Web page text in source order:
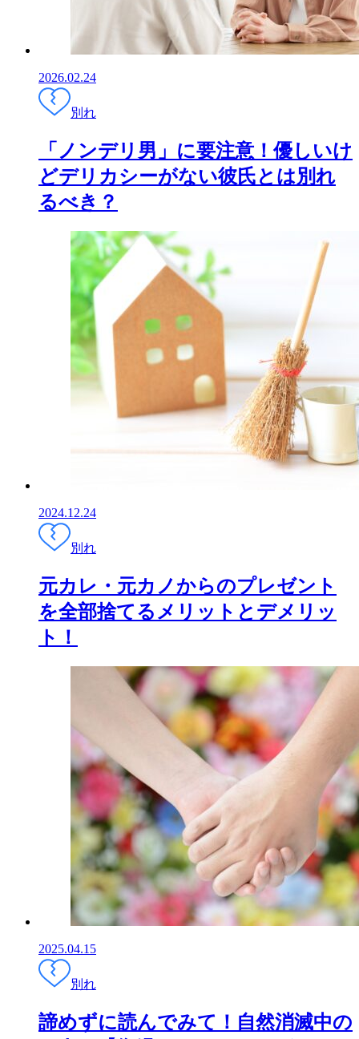
2026.02.24
別れ
「ノンデリ男」に要注意！優しいけ
どデリカシーがない彼氏とは別れ
るべき？
2024.12.24
別れ
元カレ・元カノからのプレゼント
を全部捨てるメリットとデメリッ
ト！
2025.04.15
別れ
諦めずに読んでみて！自然消滅中の